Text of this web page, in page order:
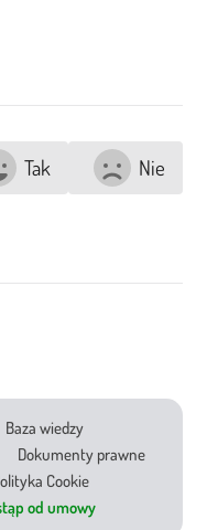
Tak Nie
Baza wiedzy
Dokumenty prawne
Cookie
od umowy